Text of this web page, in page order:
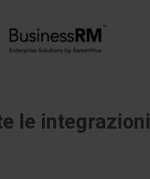
le integrazioni